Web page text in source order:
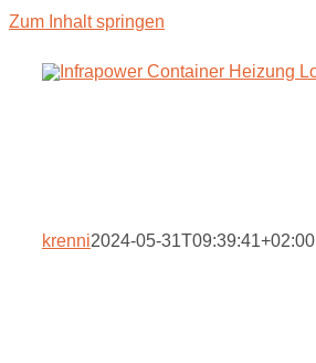
Zum Inhalt springen
krenni2024-05-31T09:39:41+02:00